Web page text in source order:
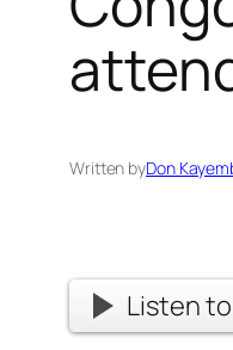
Written byDon
Listen